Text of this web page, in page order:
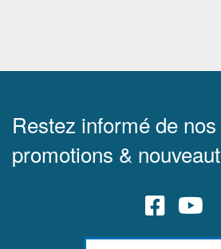
Restez informé de
promotions &